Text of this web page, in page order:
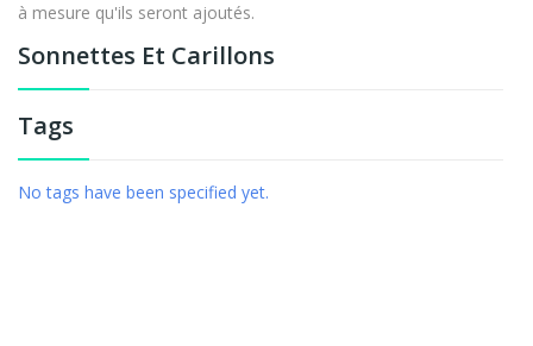
Sonnettes Et Carillons
Tags
No tags have been specified yet.
à mesure qu'ils seront ajoutés.